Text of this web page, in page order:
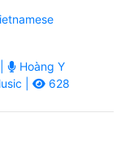
Hoàng Y
| 628